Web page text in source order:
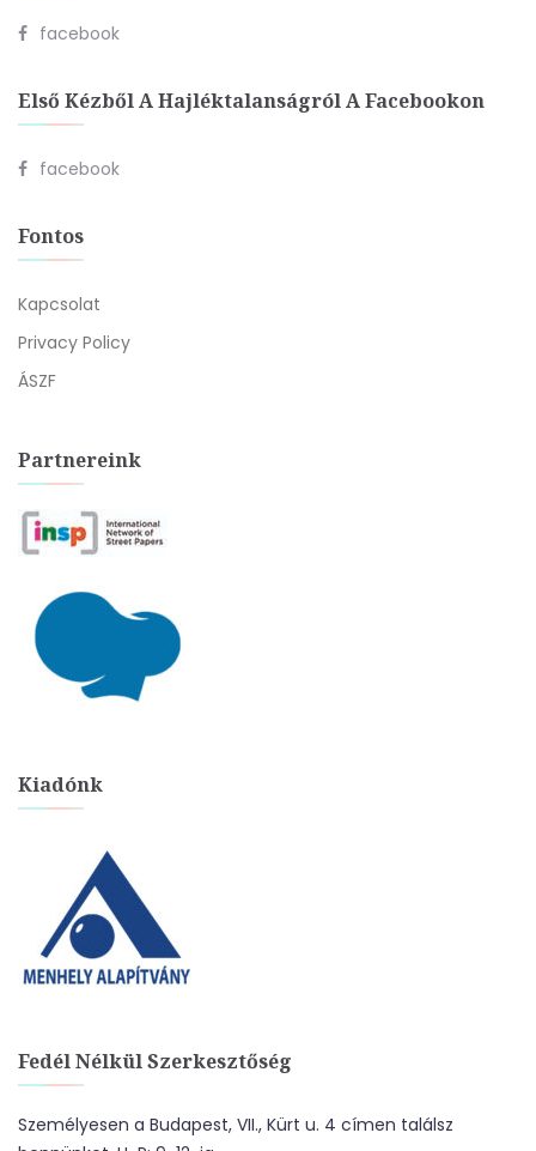
facebook
Első Kézből A Hajléktalanságról A Facebookon
facebook
Fontos
Kapcsolat
Privacy Policy
ÁSZF
Partnereink
Kiadónk
Fedél Nélkül Szerkesztőség
Személyesen a Budapest, VII., Kürt u. 4 címen találsz